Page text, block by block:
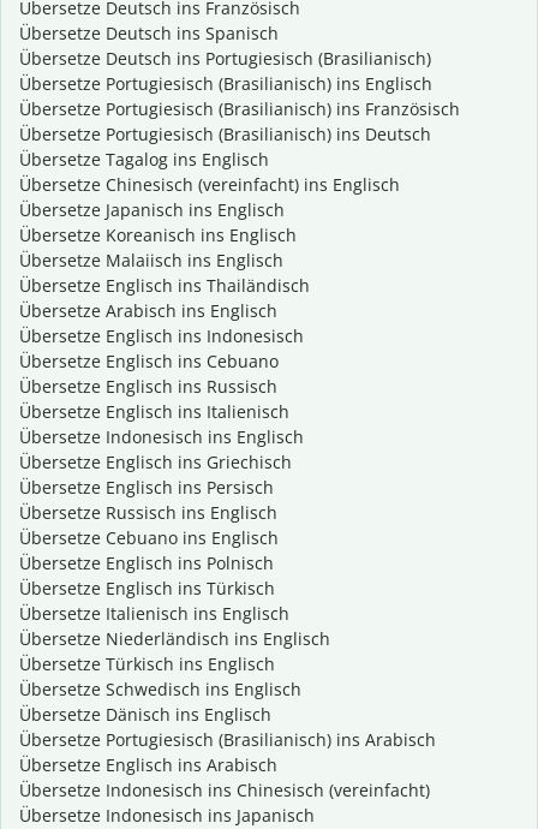
Übersetze Deutsch ins Französisch
Übersetze Deutsch ins Spanisch
Übersetze Deutsch ins Portugiesisch (Brasilianisch)
Übersetze Portugiesisch (Brasilianisch) ins Englisch
Übersetze Portugiesisch (Brasilianisch) ins Französisch
Übersetze Portugiesisch (Brasilianisch) ins Deutsch
Übersetze Tagalog ins Englisch
Übersetze Chinesisch (vereinfacht) ins Englisch
Übersetze Japanisch ins Englisch
Übersetze Koreanisch ins Englisch
Übersetze Malaiisch ins Englisch
Übersetze Englisch ins Thailändisch
Übersetze Arabisch ins Englisch
Übersetze Englisch ins Indonesisch
Übersetze Englisch ins Cebuano
Übersetze Englisch ins Russisch
Übersetze Englisch ins Italienisch
Übersetze Indonesisch ins Englisch
Übersetze Englisch ins Griechisch
Übersetze Englisch ins Persisch
Übersetze Russisch ins Englisch
Übersetze Cebuano ins Englisch
Übersetze Englisch ins Polnisch
Übersetze Englisch ins Türkisch
Übersetze Italienisch ins Englisch
Übersetze Niederländisch ins Englisch
Übersetze Türkisch ins Englisch
Übersetze Schwedisch ins Englisch
Übersetze Dänisch ins Englisch
Übersetze Portugiesisch (Brasilianisch) ins Arabisch
Übersetze Englisch ins Arabisch
Übersetze Indonesisch ins Chinesisch (vereinfacht)
Übersetze Indonesisch ins Japanisch